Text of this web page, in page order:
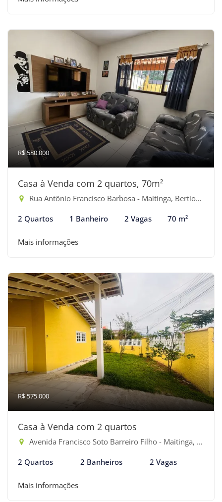
R$ 580.000
Casa à Venda com 2 quartos, 70m²
Rua Antônio Francisco Barbosa - Maitinga, Bertioga-SP
2 Quartos 1 Banheiro 2 Vagas 70 m²
Mais informações
R$ 575.000
Casa à Venda com 2 quartos
Avenida Francisco Soto Barreiro Filho - Maitinga, Bertioga-SP
2 Quartos 2 Banheiros 2 Vagas
Mais informações